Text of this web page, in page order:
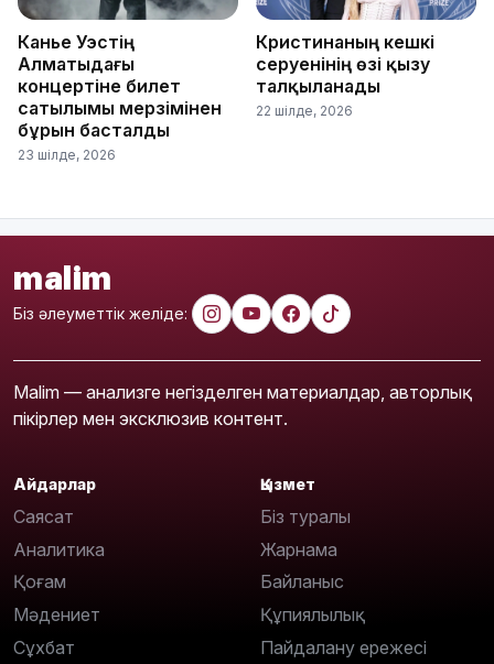
Канье Уэстің
Алматыдағы
концертіне билет
сатылымы мерзімінен
бұрын басталды
23 шілде, 2026
Кристинаның кешкі
серуенінің өзі қызу
талқыланады
22 шілде, 2026
malim
Біз әлеуметтік желіде:
Malim — анализге негізделген материалдар, авторлық
пікірлер мен эксклюзив контент.
Айдарлар
Саясат
Аналитика
Қоғам
Мәдениет
Сұхбат
Қызмет
Біз туралы
Жарнама
Байланыс
Құпиялылық
Пайдалану ережесі